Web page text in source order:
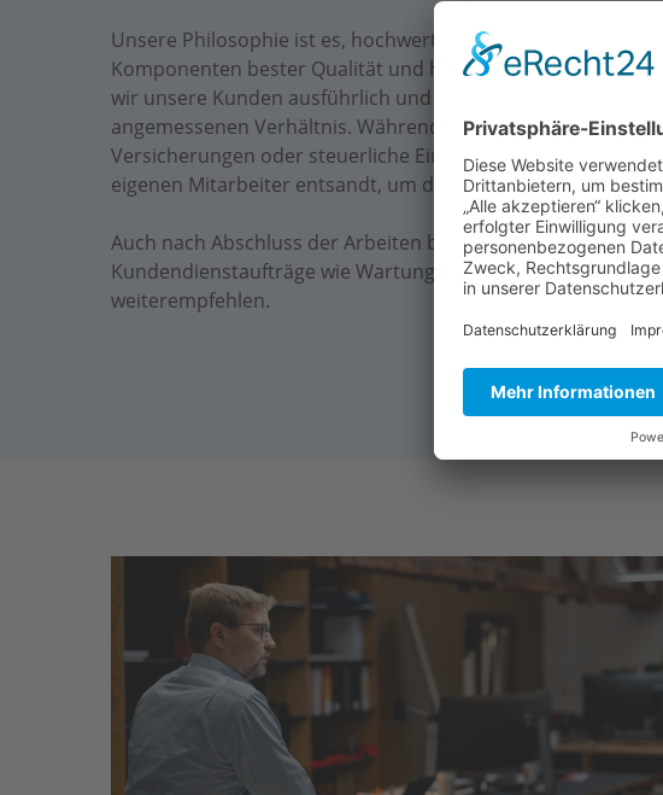
Unsere Philosophie ist es, hochwertige PV-Anlagen zu
Komponenten bester Qualität und haben ein bestens
wir unsere Kunden ausführlich und erarbeiten das
angemessenen Verhältnis. Während unserer
Versicherungen oder steuerliche Einordnung umfasst. Wir
eigenen Mitarbeiter entsandt, um die Anlage von Gerüst
Auch nach Abschluss der Arbeiten behalten wir die von
Kundendienstaufträge wie Wartung oder eventuelle
weiterempfehlen.